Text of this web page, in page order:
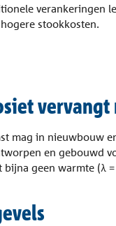
verankeringen
stookkosten.
mag in nieuwbouw
en gebouwd
bijna geen warmte (λ